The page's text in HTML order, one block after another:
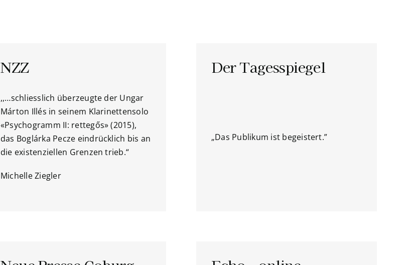
NZZ
,,…schliesslich überzeugte der Ungar
Márton Illés in seinem Klarinettensolo
«Psychogramm II: rettegős» (2015),
das Boglárka Pecze eindrücklich bis an
die existenziellen Grenzen trieb.“
Michelle Ziegler
Der Tagesspiegel
„Das Publikum ist begeistert.”